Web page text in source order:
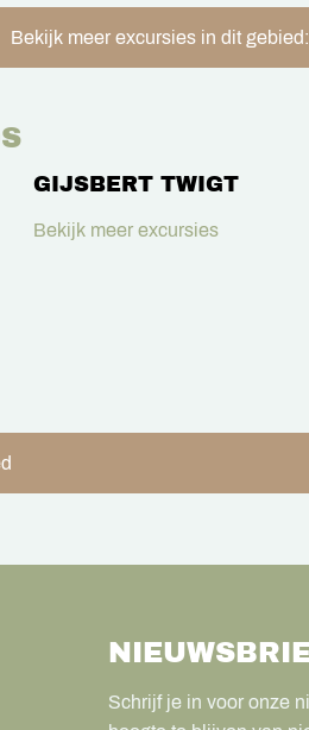
Bekijk meer excursies in dit
GIJSBERT TWIGT
Bekijk meer excursies
Schrijf je in voor onze